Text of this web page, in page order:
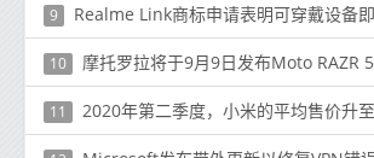
9 Realme Link商标申请表明可穿戴设备
10 摩托罗拉将于9月9日发布Moto RAZR
11 2020年第二季度，小米的平均售价升至历